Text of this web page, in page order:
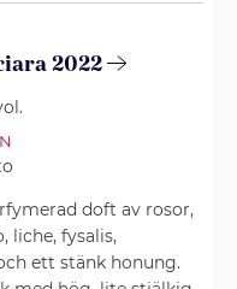
2022
doft av rosor,
liche, fysalis,
ett stänk honung.